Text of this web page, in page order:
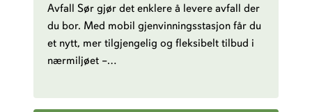
Avfall Sør gjør det enklere å levere avfall der
du bor. Med mobil gjenvinningsstasjon får du
et nytt, mer tilgjengelig og fleksibelt tilbud i
nærmiljøet –…